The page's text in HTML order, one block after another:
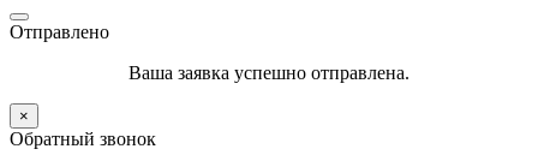
Отправлено
Ваша заявка успешно отправлена.
×
Обратный звонок